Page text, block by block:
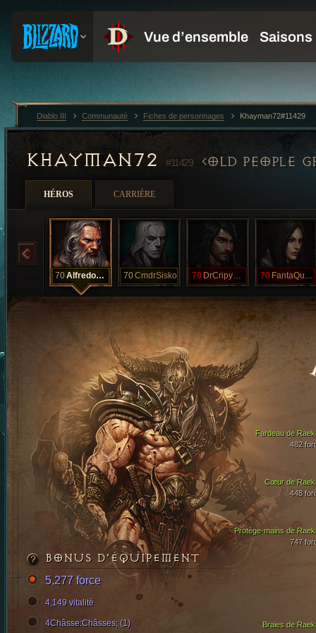
KHAYMAN72 #11429 OLD PEOPLE
HÉROS CARRIÈRE
70 AlfredoSauce 70CmdrSisko 70 DrCripyKreme 70 FantaQueen
Cœur de
448
Protège-mains de
747
Fardeau de
482
Braies de
BONUS D’ÉQUIPEMENT
5,277 force
4,149 vitalité
4Châsse:Châsses; (1)
Diablo III Communauté Fiches de personnages Khayman72#11429